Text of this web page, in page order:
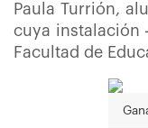
Paula Turrión,
cuya instalación -
Facultad de